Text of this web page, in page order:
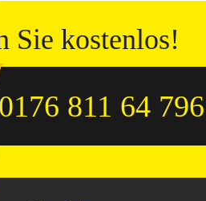
Sie kostenlos!
0176 811 64 796